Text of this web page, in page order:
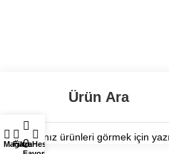
Aradığınız ürünleri görmek için
Mağaza
Filtre
0 Hesabım